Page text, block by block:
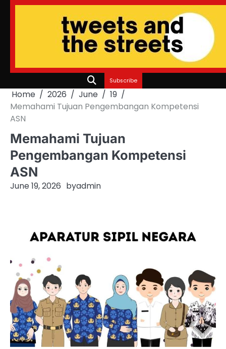
Skip
Subscribe
Home 2026 June
19
Memahami Tujuan Pengembangan Kompetensi
ASN
Memahami Tujuan
Pengembangan Kompetensi
ASN
June 19, 2026 byadmin